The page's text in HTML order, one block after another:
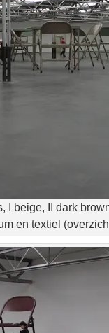
I beige, II dark
en textiel